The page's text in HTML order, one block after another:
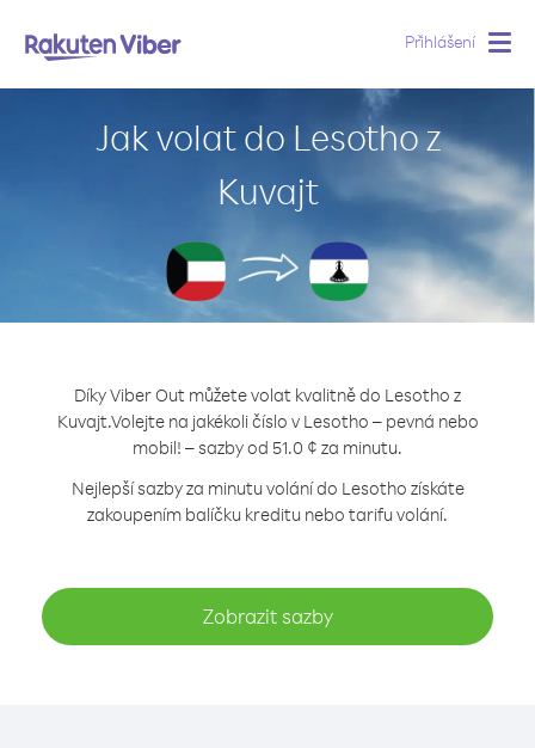
Přihlášení
Jak volat do Lesotho z
Kuvajt
Díky Viber Out můžete volat kvalitně do Lesotho z
Kuvajt.Volejte na jakékoli číslo v Lesotho – pevná nebo
mobil! – sazby od 51.0 ¢ za minutu.
Nejlepší sazby za minutu volání do Lesotho získáte
zakoupením balíčku kreditu nebo tarifu volání.
Zobrazit sazby